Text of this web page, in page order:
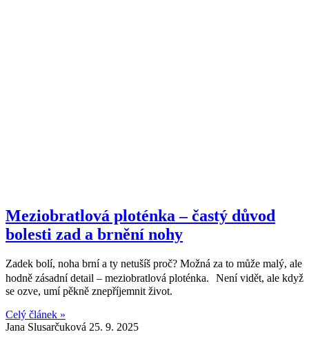
Meziobratlová ploténka – častý důvod
bolesti zad a brnění nohy
Zadek bolí, noha brní a ty netušíš proč? Možná za to může malý, ale
hodně zásadní detail – meziobratlová ploténka. Není vidět, ale když
se ozve, umí pěkně znepříjemnit život.
Celý článek »
Jana Slusarčuková 25. 9. 2025